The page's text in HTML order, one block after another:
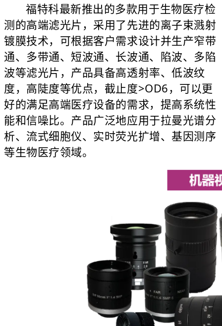
福特科最新推出的多款用于生物医疗检
测的高端滤光片，采用了先进的离子束溅射
镀膜技术，可根据客户需求设计并生产窄带
通、多带通、短波通、长波通、陷波、多陷
波等滤光片，产品具备高透射率、低波纹
度，高陡度等优点，截止度>OD6，可以更
好的满足高端医疗设备的需求，提高系统性
能和信噪比。产品广泛地应用于拉曼光谱分
析、流式细胞仪、实时荧光扩增、基因测序
等生物医疗领域。